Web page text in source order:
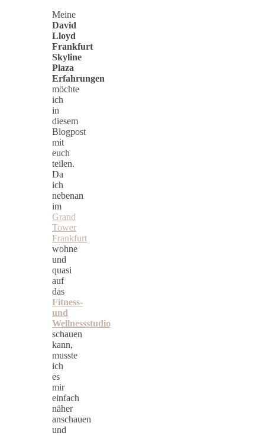
Meine
David
Lloyd
Frankfurt
Skyline
Plaza
Erfahrungen
möchte
ich
in
diesem
Blogpost
mit
euch
teilen.
Da
ich
nebenan
im
Grand
Tower
Frankfurt
wohne
und
quasi
auf
das
Fitness-
und
Wellnessstudio
schauen
kann,
musste
ich
es
mir
einfach
näher
anschauen
und